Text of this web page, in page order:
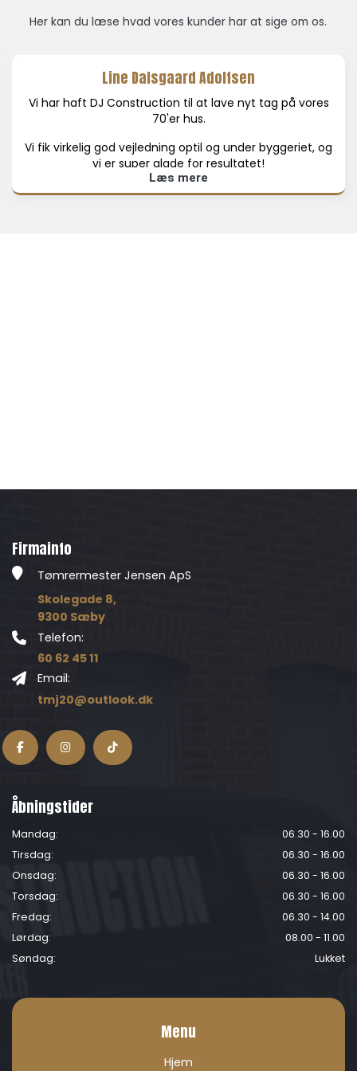
Her kan du læse hvad vores kunder har at sige om os.
Line Dalsgaard Adolfsen
Vi har haft DJ Construction til at lave nyt tag på vores
70'er hus.
Vi fik virkelig god vejledning optil og under byggeriet, og
vi er super glade for resultatet!
Masser af anbefalinger herfra!
Læs mere
Firmainfo
Tømrermester Jensen ApS
Skolegade 8,
9300 Sæby
Telefon:
60 62 45 11
Email:
tmj20@outlook.dk
Åbningstider
Mandag:
06.30 - 16.00
Tirsdag:
06.30 - 16.00
Onsdag:
06.30 - 16.00
Torsdag:
06.30 - 16.00
Fredag:
06.30 - 14.00
Lørdag:
08.00 - 11.00
Søndag:
Lukket
Menu
Hjem